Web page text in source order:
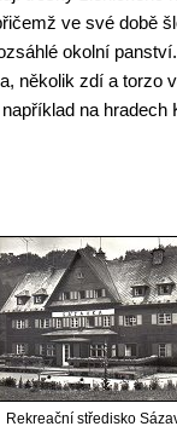
ve své době
okolní
několik zdí a torzo
na hradech
Rekreační středisko